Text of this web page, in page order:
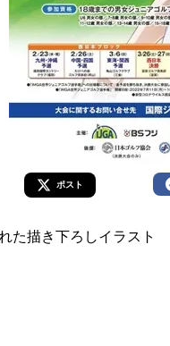
ポスト
た描き下ろしイラスト